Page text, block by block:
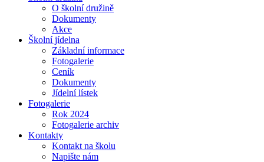
O školní družině
Dokumenty
Akce
Školní jídelna
Základní informace
Fotogalerie
Ceník
Dokumenty
Jídelní lístek
Fotogalerie
Rok 2024
Fotogalerie archiv
Kontakty
Kontakt na školu
Napište nám